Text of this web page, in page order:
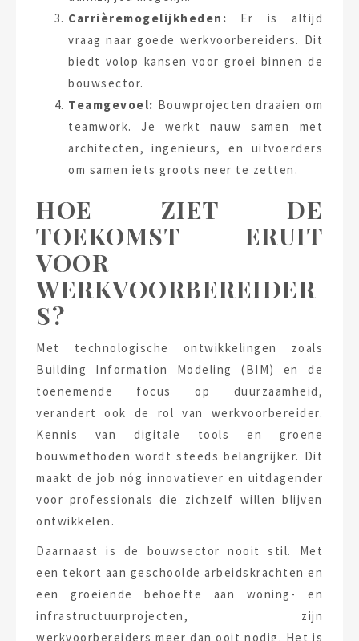
Carrièremogelijkheden: Er is altijd
vraag naar goede werkvoorbereiders. Dit
biedt volop kansen voor groei binnen de
bouwsector.
Teamgevoel: Bouwprojecten draaien om
teamwork. Je werkt nauw samen met
architecten, ingenieurs, en uitvoerders
om samen iets groots neer te zetten.
HOE ZIET DE
TOEKOMST ERUIT
VOOR
WERKVOORBEREIDER
S?
Met technologische ontwikkelingen zoals
Building Information Modeling (BIM) en de
toenemende focus op duurzaamheid,
verandert ook de rol van werkvoorbereider.
Kennis van digitale tools en groene
bouwmethoden wordt steeds belangrijker. Dit
maakt de job nóg innovatiever en uitdagender
voor professionals die zichzelf willen blijven
ontwikkelen.
Daarnaast is de bouwsector nooit stil. Met
een tekort aan geschoolde arbeidskrachten en
een groeiende behoefte aan woning- en
infrastructuurprojecten, zijn
werkvoorbereiders meer dan ooit nodig. Het is